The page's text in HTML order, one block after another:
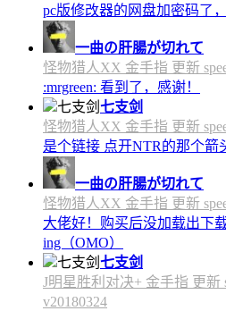
pc版修改器的网盘加密码了
一曲の肝腸が切れて
怪物猎人XX 金手指 更新
:mrgreen: 看到了，感谢！
七支剑
怪物猎人XX 金手指 更新
是个链接 点开NTR的那个箭
一曲の肝腸が切れて
怪物猎人XX 金手指 更新
大佬好！购买后没加载出下
ing（OMO）
七支剑
J明星胜利对决+ 金手指 更新
v20180324